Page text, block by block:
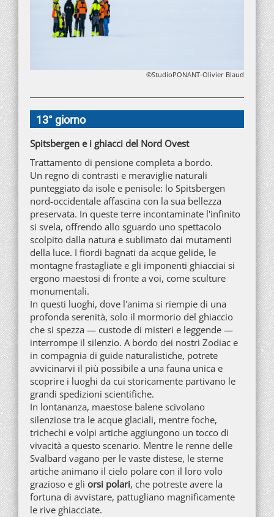
©StudioPONANT-Olivier Blaud
13° giorno
Spitsbergen e i ghiacci del Nord Ovest
Trattamento di pensione completa a bordo.
Un regno di contrasti e meraviglie naturali
punteggiato da isole e penisole: lo Spitsbergen
nord-occidentale affascina con la sua bellezza
preservata. In queste terre incontaminate l'infinito
si svela, offrendo allo sguardo uno spettacolo
scolpito dalla natura e sublimato dai mutamenti
della luce. I fiordi bagnati da acque gelide, le
montagne frastagliate e gli imponenti ghiacciai si
ergono maestosi di fronte a voi, come sculture
monumentali.
In questi luoghi, dove l'anima si riempie di una
profonda serenità, solo il mormorio del ghiaccio
che si spezza — custode di misteri e leggende —
interrompe il silenzio. A bordo dei nostri Zodiac e
in compagnia di guide naturalistiche, potrete
avvicinarvi il più possibile a una fauna unica e
scoprire i luoghi da cui storicamente partivano le
grandi spedizioni scientifiche.
In lontananza, maestose balene scivolano
silenziose tra le acque glaciali, mentre foche,
trichechi e volpi artiche aggiungono un tocco di
vivacità a questo scenario. Mentre le renne delle
Svalbard vagano per le vaste distese, le sterne
artiche animano il cielo polare con il loro volo
grazioso e gli orsi polari, che potreste avere la
fortuna di avvistare, pattugliano magnificamente
le rive ghiacciate.